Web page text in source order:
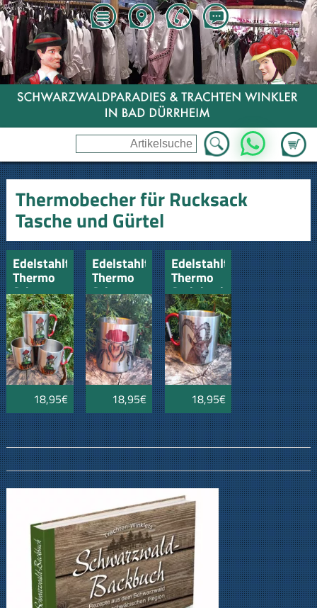
Zum
WhatsApp
Thermobecher für Rucksack
Tasche und Gürtel
Edelstahltasse
Thermo
Schwarzwald-
Hexe
18,95€
Edelstahltasse
Thermo
Schwarzwaldbiene
18,95€
Edelstahltasse
Thermo
Steinbock
18,95€